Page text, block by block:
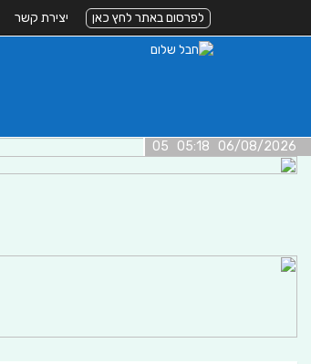
לפרסום באתר לחץ כאן יצירת קשר
06/08/2026 05:18 05